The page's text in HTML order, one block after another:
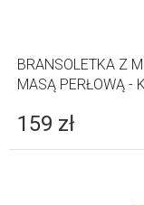
BRANSOLETKA Z
MASĄ PERŁOWĄ -
159 zł